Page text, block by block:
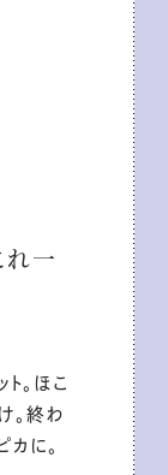
れ一
。ほこ
。終わ
カに。